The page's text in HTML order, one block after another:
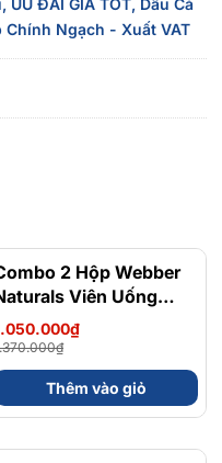
Bisglycinate
200mg
có khả năng hấp thu
chế tình trạng khó chịu
thông thường.
Chính Ngạch - Xuất VAT
- 23%
2 Hộp Webber
Viên Uống
Dễ Dàng Hấp
Dịu Nhẹ Cho Hệ
Hóa Magnesium
200mg -
120 Viên
Thêm vào giỏ